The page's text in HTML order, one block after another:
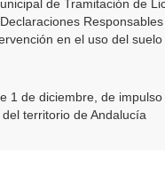
de Tramitación de
en el uso del suelo
1 de diciembre, de
territorio de Andalucía